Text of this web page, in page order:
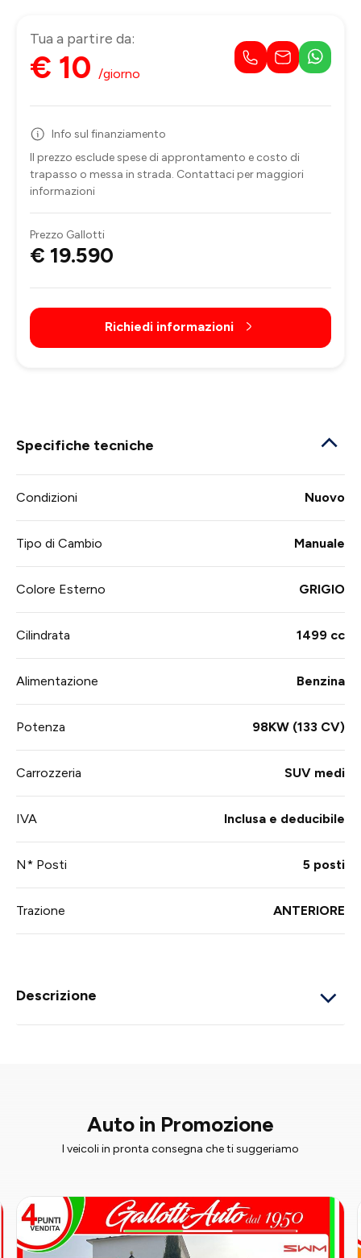
Tua a partire da:
€ 10 /giorno
Info sul finanziamento
Il prezzo esclude spese di approntamento e costo di
trapasso o messa in strada. Contattaci per maggiori
informazioni
Prezzo Gallotti
€ 19.590
Richiedi informazioni
Specifiche tecniche
Condizioni Nuovo
Tipo di Cambio Manuale
Colore Esterno GRIGIO
Cilindrata 1499 cc
Alimentazione Benzina
Potenza 98KW (133 CV)
Carrozzeria SUV medi
IVA Inclusa e deducibile
N* Posti 5 posti
Trazione ANTERIORE
Descrizione
Auto in Promozione
I veicoli in pronta consegna che ti suggeriamo